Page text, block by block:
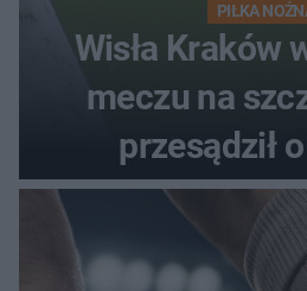
PIŁKA
Wisła Kraków
meczu na
przesądził